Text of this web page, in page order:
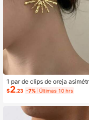
1 par de clips de oreja
on textura de girasol dorada,
europeo y americano, diseño
n perforación
$2.23 -7% Últimas 10 hrs